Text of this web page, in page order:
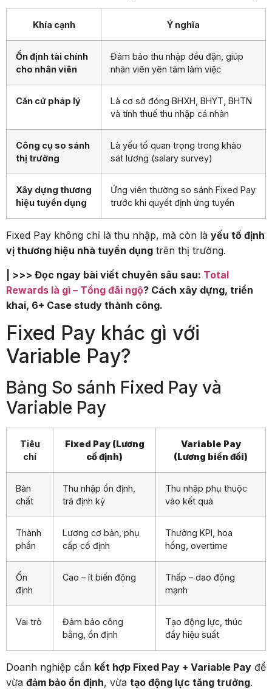
Khía cạnh Ý nghĩa
Ổn định tài chính
cho nhân viên
Đảm bảo thu nhập đều đặn, giúp
nhân viên yên tâm làm việc
Căn cứ pháp lý
Là cơ sở đóng BHXH, BHYT, BHTN
và tính thuế thu nhập cá nhân
Công cụ so sánh
thị trường
Là yếu tố quan trọng trong khảo
sát lương (salary survey)
Xây dựng thương
hiệu tuyển dụng
Ứng viên thường so sánh Fixed Pay
trước khi quyết định ứng tuyển
Fixed Pay không chỉ là thu nhập, mà còn là yếu tố định
vị thương hiệu nhà tuyển dụng trên thị trường.
| >>> Đọc ngay bài viết chuyên sâu sau: Total
Rewards là gì – Tổng đãi ngộ? Cách xây dựng, triển
khai, 6+ Case study thành công.
Fixed Pay khác gì với
Variable Pay?
Bảng So sánh Fixed Pay và
Variable Pay
Tiêu
chí
Fixed Pay (Lương
cố định)
Variable Pay
(Lương biến đổi)
Bản
chất
Thu nhập ổn định,
trả định kỳ
Thu nhập phụ thuộc
vào kết quả
Thành
phần
Lương cơ bản, phụ
cấp cố định
Thưởng KPI, hoa
hồng, overtime
Ổn
định
Cao – ít biến động
Thấp – dao động
mạnh
Vai trò
Đảm bảo công
bằng, ổn định
Tạo động lực, thúc
đẩy hiệu suất
Doanh nghiệp cần kết hợp Fixed Pay + Variable Pay để
vừa đảm bảo ổn định, vừa tạo động lực tăng trưởng.